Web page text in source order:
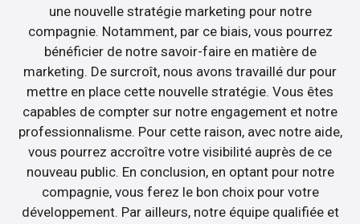
une nouvelle stratégie marketing pour notre
compagnie. Notamment, par ce biais, vous pourrez
bénéficier de notre savoir-faire en matière de
marketing. De surcroît, nous avons travaillé dur pour
mettre en place cette nouvelle stratégie. Vous êtes
capables de compter sur notre engagement et notre
professionnalisme. Pour cette raison, avec notre aide,
vous pourrez accroître votre visibilité auprès de ce
nouveau public. En conclusion, en optant pour notre
compagnie, vous ferez le bon choix pour votre
développement. Par ailleurs, notre équipe qualifiée et